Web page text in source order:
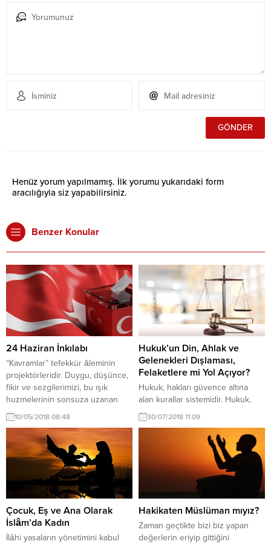
Henüz yorum yapılmamış. İlk yorumu yukarıdaki form
aracılığıyla siz yapabilirsiniz.
Benzer Konular
24 Haziran İnkılabı
“Kavramlar” tefekkür âleminin
projektörleridir. Duygu, düşünce,
fikir ve sezgilerimizi, bu ışık
huzmelerinin sonsuza uzanan
aydınlığında algılarız ve ifade
ederiz. “Terminoloji” (Kavram
Bilimi), kavramları doğru kullanma
rehberimizdir. Mesela geçmiş
günlerdeki yazılarımızda, ısrarla
farklı anlamları içeren “Siyâset ve
Politika” zıddıyeti gibi, bugün de
“Devrim ve İnkılap” karşıtlığını ele
almak istiyorum.
> “Kavramlar”ın da birer...
10/05/2018 08:48
Hukuk’un Din, Ahlak ve
Gelenekleri Dışlaması,
Felaketlere mi Yol Açıyor?
Hukuk, hakları güvence altına
alan kurallar sistemidir. Hukuk,
öncelikle hak kavramının insanın
gönlünde ve aklında yer etmesi
ve bu değerleri kabulüyle
gerçekleşir. Yani, insanın ruhen
haklar sistemini kabule hazır
olması ve onu benimsemesi ile
hukukun hayat bulması mümkün
hale gelir. Aksi halde, hukukun
yazılı metinler topluluğu ve
külliyatlar halinde bulunmuş
olması...
30/07/2018 11:09
Çocuk, Eş ve Ana Olarak
İslâm’da Kadın
İlâhi yasaların yönetimini kabul
Hakikaten Müslüman mıyız?
Zaman geçtikte bizi biz yapan
değerlerin eriyip gittiğini